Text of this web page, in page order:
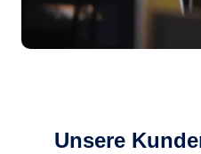
Unsere